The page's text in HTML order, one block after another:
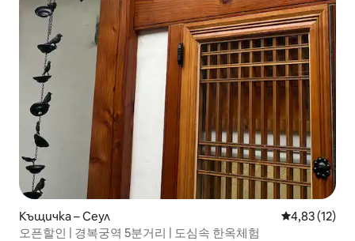
Къщичка – Сеул Средна
4,83 (12)
오픈할인 | 경복궁역 5분거리 | 도심속 한옥체험